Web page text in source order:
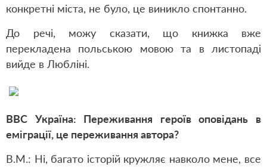
конкретні міста, не було, це виникло спонтанно.
До речі, можу сказати, що книжка вже
перекладена польською мовою та в листопаді
вийде в Любліні.
ВВС Україна: Переживання героїв оповідань в
еміграції, це переживання автора?
В.М.: Ні, багато історій кружляє навколо мене, все